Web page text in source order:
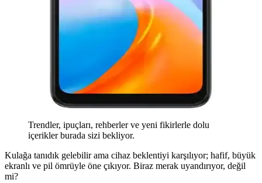
Trendler, ipuçları, rehberler ve yeni fikirlerle dolu
içerikler burada sizi bekliyor.
Kulağa tanıdık gelebilir ama cihaz beklentiyi karşılıyor; hafif, büyük
ekranlı ve pil ömrüyle öne çıkıyor. Biraz merak uyandırıyor, değil
mi?